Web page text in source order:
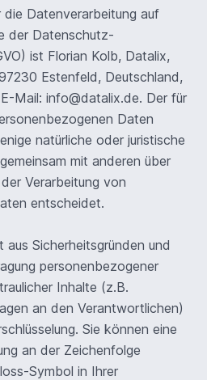
Datenverarbeitung auf
der Datenschutz-
ist Florian Kolb, Datalix,
Estenfeld, Deutschland,
Mail: info@datalix.de. Der für
Daten
natürliche oder juristische
mit anderen über
Verarbeitung von
entscheidet.
aus Sicherheitsgründen und
personenbezogener
Inhalte (z.B.
an den Verantwortlichen)
Sie können eine
an der Zeichenfolge
Symbol in Ihrer